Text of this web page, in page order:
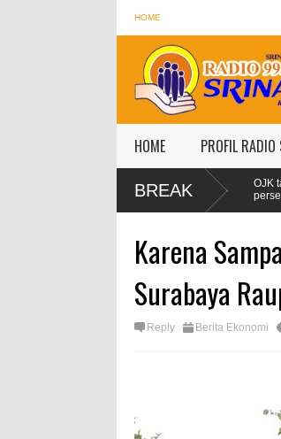
HOME
HOME PROFIL
BREAK
OJK targetkan kredit perbankan pada
Karena
Surabaya
Reply Berita Ekonomi